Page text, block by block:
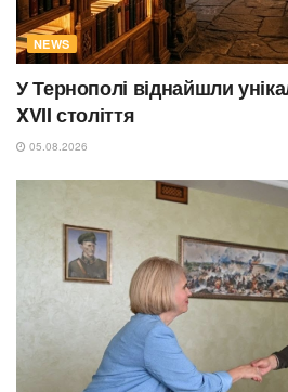
NEWS
У Тернополі віднайшли
XVII століття
05.08.2026